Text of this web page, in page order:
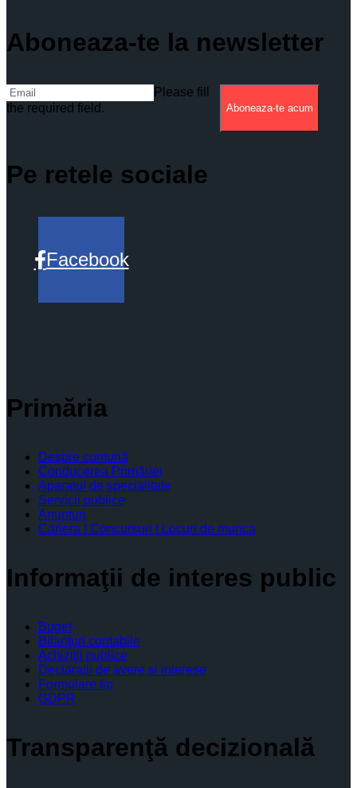
Aboneaza-te la newsletter
Please fill
the required field.
Aboneaza-te acum
Pe retele sociale
Facebook
Primăria
Despre comună
Conducerea Primăriei
Aparatul de specialitate
Servicii publice
Anunturi
Cariera | Concursuri | Locuri de munca
Informaţii de interes public
Buget
Bilanţuri contabile
Achiziţii publice
Declaratii de avere si interese
Formulare tip
GDPR
Transparenţă decizională